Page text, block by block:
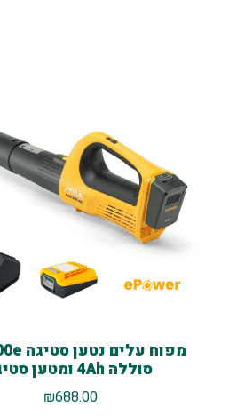
סוללה 4Ah ומטען סטיגה
₪688.00